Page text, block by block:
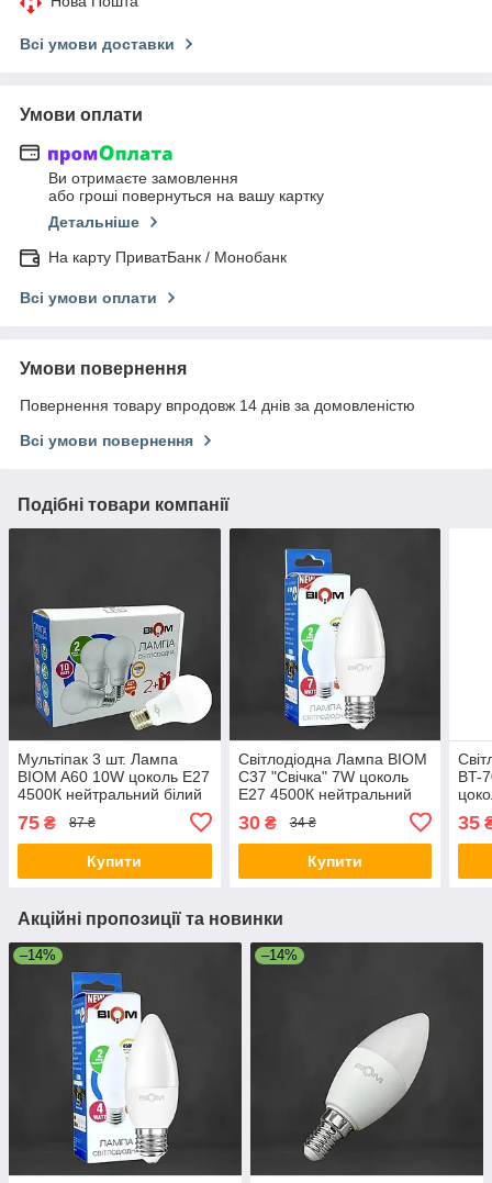
Всі умови доставки
Умови оплати
Ви отримаєте замовлення
або гроші повернуться на вашу картку
Детальніше
На карту ПриватБанк / Монобанк
Всі умови оплати
Умови повернення
Повернення товару впродовж 14 днів за домовленістю
Всі умови повернення
Подібні товари компанії
Мультіпак 3 шт. Лампа
BIOM A60 10W цоколь E27
4500К нейтральний білий
75 ₴ 87 ₴
Купити
Світлодіодна Лампа BIOM
С37 "Свічка" 7W цоколь
Е27 4500К нейтральний
30₴ 34 ₴
Купити
BT-
35
Акційні пропозиції та новинки
–14% –14%